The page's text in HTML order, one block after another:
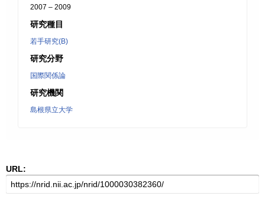
2007 – 2009
研究種目
若手研究(B)
研究分野
国際関係論
研究機関
島根県立大学
URL: